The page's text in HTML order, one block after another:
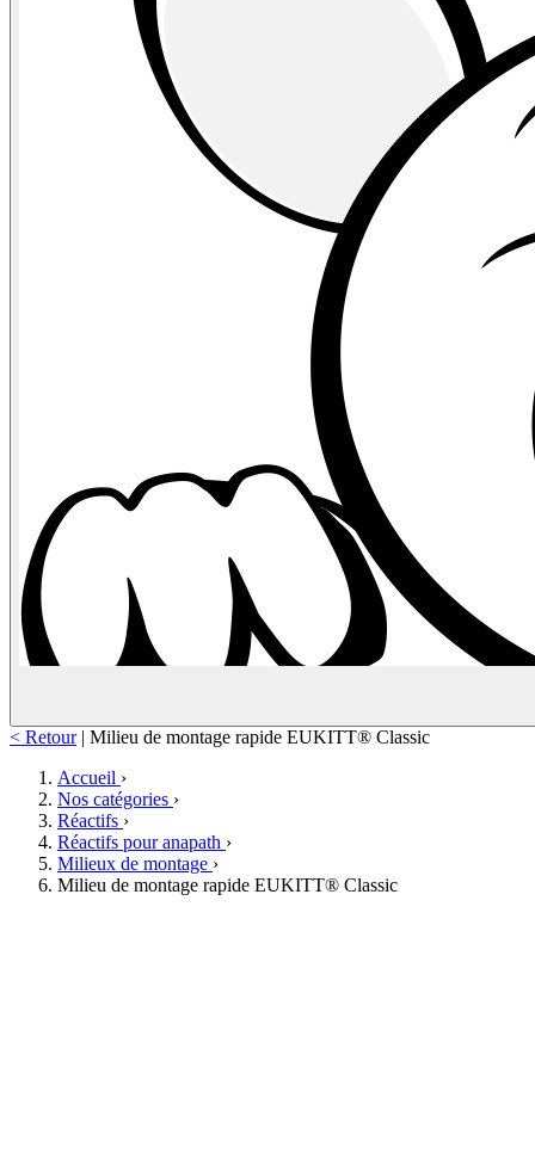
< Retour | Milieu de montage rapide EUKITT® Classic
Accueil ›
Nos catégories ›
Réactifs ›
Réactifs pour anapath ›
Milieux de montage ›
Milieu de montage rapide EUKITT® Classic